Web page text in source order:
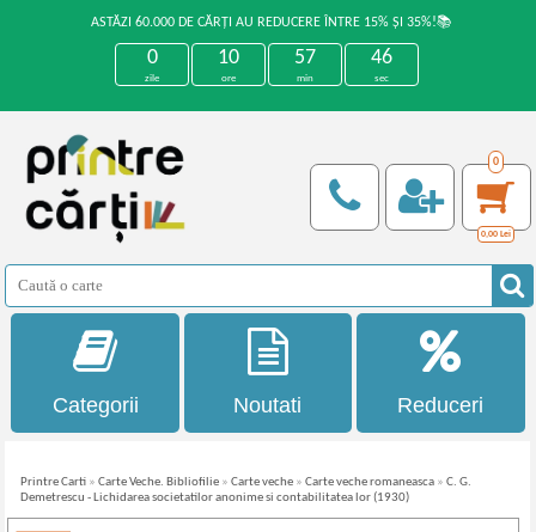
ASTĂZI 60.000 DE CĂRȚI AU REDUCERE ÎNTRE 15% ȘI 35%!📚
0
zile
10
ore
57
min
46
sec
0
0,00 Lei
Categorii Noutati Reduceri
Printre Carti »Carte Veche. Bibliofilie »Carte veche »Carte veche romaneasca »C. G.
Demetrescu - Lichidarea societatilor anonime si contabilitatea lor (1930)